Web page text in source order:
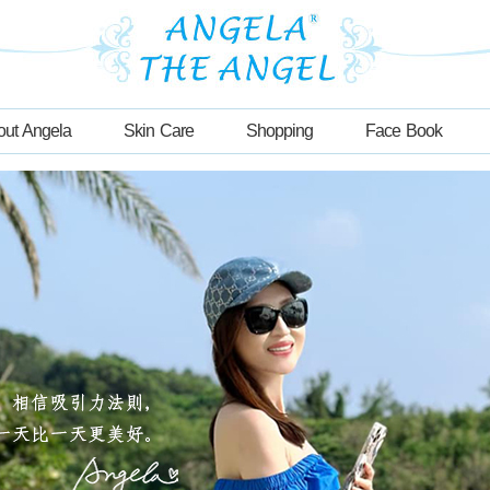
Angela Skin Care Shopping Face Book